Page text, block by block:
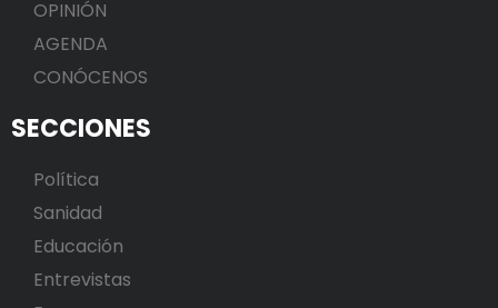
OPINIÓN
AGENDA
CONÓCENOS
SECCIONES
Política
Sanidad
Educación
Entrevistas